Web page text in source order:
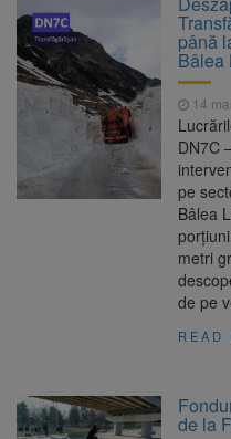
nopții, nu oprirea
7 august 2026
Trafic
– Poiana Brașov după un
persoane primesc îngrijiri
7 august 2026
Dosar de
peste 330.000 de lei,
plata prejudiciului
8 august 2026
8 august
Ziua Europeană de
Accidentelor de Muncă
până
Bâlea
14
DN7C
pe
Bâlea
metri
de pe
READ
de la